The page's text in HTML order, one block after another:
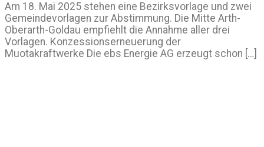
Am 18. Mai 2025 stehen eine Bezirksvorlage und zwei
Gemeindevorlagen zur Abstimmung. Die Mitte Arth-
Oberarth-Goldau empfiehlt die Annahme aller drei
Vorlagen. Konzessionserneuerung der
Muotakraftwerke Die ebs Energie AG erzeugt schon […]